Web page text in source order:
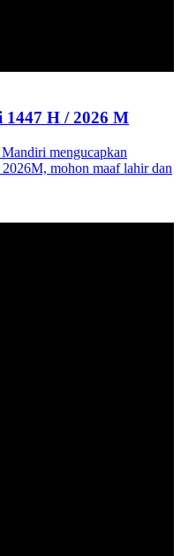
H / 2026 M
mengucapkan
mohon maaf lahir dan